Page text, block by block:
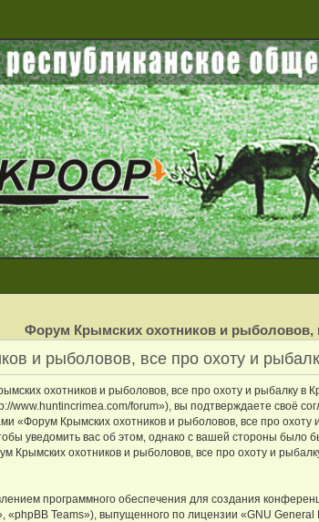
Форум Крымских охотников и рыболовов,
и рыболовов, все про охоту и
охотников и рыболовов, все про охоту и рыбалку
www.huntincrimea.com/forum»), вы подтверждаете своё
«Форум Крымских охотников и рыболовов, все про
уведомить вас об этом, однако с вашей стороны было
Крымских охотников и рыболовов, все про охоту и
программного обеспечения для создания
«phpBB Teams»), выпущенного по лицензии «GNU General